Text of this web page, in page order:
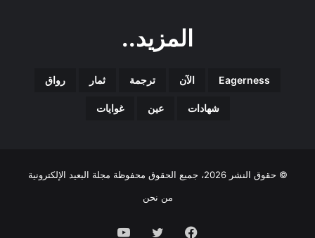
المزيد..
Eagerness الآن ترجمة ثمار رواق
شهادات عين غوايات
© حقوق النشر 2026، جميع الحقوق محفوظة مجلة البعيد الإلكترونية
من نحن
فيسبوك تويتر